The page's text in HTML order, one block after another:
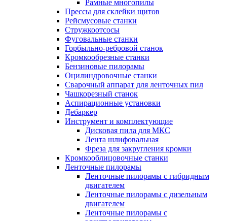
Рамные многопилы
Прессы для склейки щитов
Рейсмусовые станки
Стружкоотсосы
Фуговальные станки
Горбыльно-ребровой станок
Кромкообрезные станки
Бензиновые пилорамы
Оцилиндровочные станки
Сварочный аппарат для ленточных пил
Чашкорезный станок
Аспирационные установки
Дебаркер
Инструмент и комплектующие
Дисковая пила для МКС
Лента шлифовальная
Фреза для закругления кромки
Кромкооблицовочные станки
Ленточные пилорамы
Ленточные пилорамы с гибридным
двигателем
Ленточные пилорамы с дизельным
двигателем
Ленточные пилорамы с